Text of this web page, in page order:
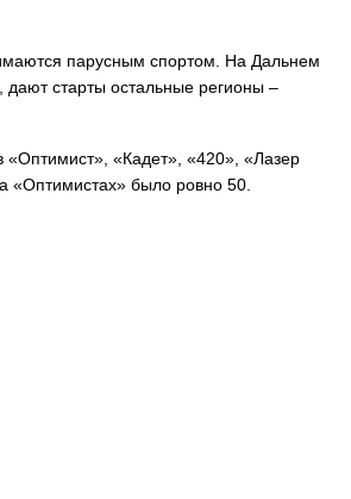
парусным спортом. На Дальнем
дают старты остальные регионы –
«Кадет», «420», «Лазер
«Оптимистах» было ровно 50.